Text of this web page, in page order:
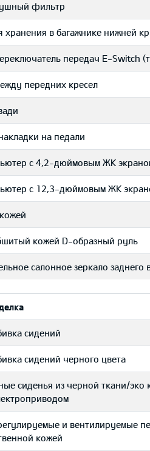
фильтр
хранения в багажнике нижней
передач E-Switch
передних кресел
на педали
с 4,2-дюймовым ЖК
с 12,3-дюймовым ЖК
кожей D-образный руль
салонное зеркало заднего
сидений
сидений черного цвета
сиденья из черной ткани/эко
и вентилируемые
кожей